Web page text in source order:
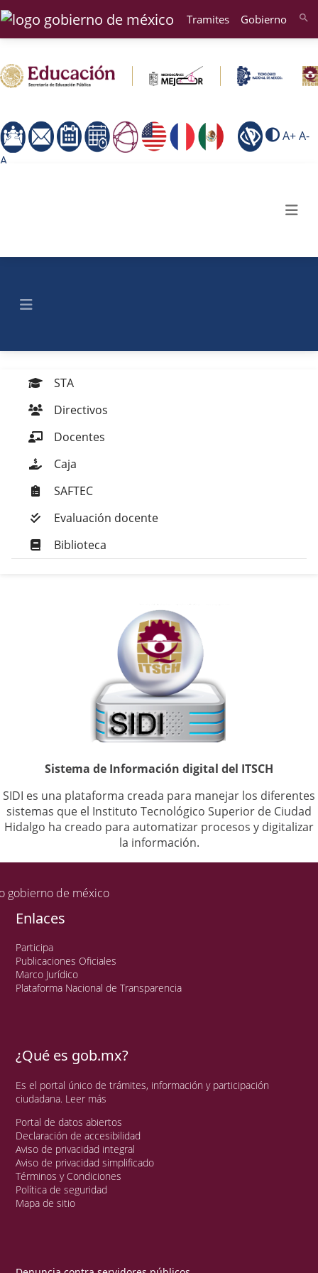
Tramites Gobierno search
A+ A-
A
STA
Directivos
Docentes
Caja
SAFTEC
Evaluación docente
Biblioteca
Sistema de Información digital del ITSCH
SIDI es una plataforma creada para manejar los diferentes
sistemas que el Instituto Tecnológico Superior de Ciudad
Hidalgo ha creado para automatizar procesos y digitalizar
la información.
Enlaces
Participa
Publicaciones Oficiales
Marco Jurídico
Plataforma Nacional de Transparencia
¿Qué es gob.mx?
Es el portal único de trámites, información y participación
ciudadana. Leer más
Portal de datos abiertos
Declaración de accesibilidad
Aviso de privacidad integral
Aviso de privacidad simplificado
Términos y Condiciones
Política de seguridad
Mapa de sitio